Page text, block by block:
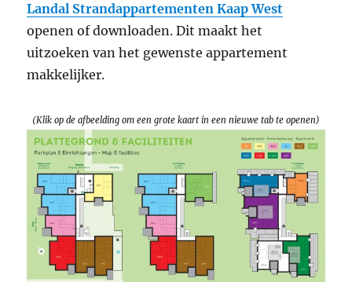
Landal Strandappartementen Kaap West
openen of downloaden. Dit maakt het
uitzoeken van het gewenste appartement
makkelijker.
(Klik op de afbeelding om een grote kaart in een nieuwe tab te openen)